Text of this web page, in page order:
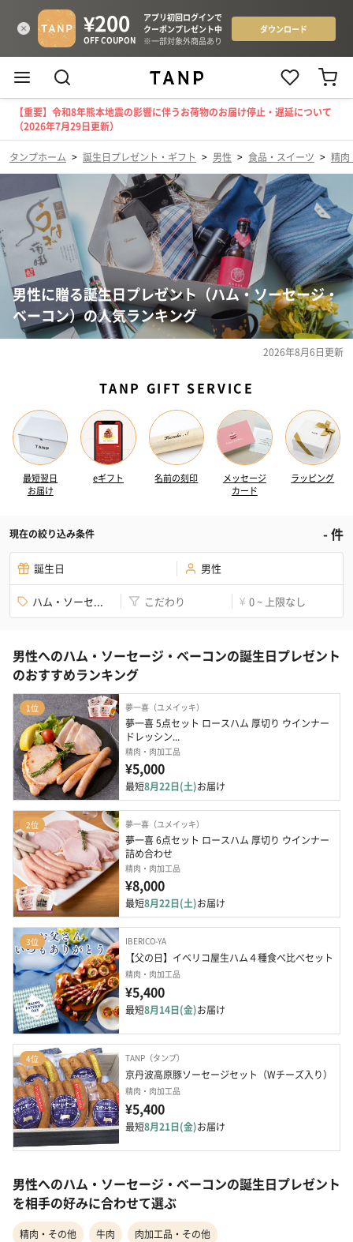
【重要】令和8年熊本地震の影響に伴うお荷物のお届け停止・遅延について
（2026年7月29日更新）
タンプホーム > 誕生日プレゼント・ギフト > 男性 > 食品・スイーツ > 精肉
男性に贈る誕生日プレゼント（ハム・ソーセージ・
ベーコン）の人気ランキング
2026年8月6日更新
TANP GIFT SERVICE
最短翌日
お届け
eギフト 名前の刻印
メッセージ
カード
ラッピング
現在の絞り込み条件 -件
誕生日 男性
ハム・ソーセ... こだわり ¥ 0 ~ 上限なし
男性へのハム・ソーセージ・ベーコンの誕生日プレゼント
のおすすめランキング
1位 夢一喜（ユメイッキ）
夢一喜 5点セット ロースハム 厚切り ウインナー
ドレッシン...
精肉・肉加工品
¥5,000
最短8月22日(土)お届け
2位 夢一喜（ユメイッキ）
夢一喜 6点セット ロースハム 厚切り ウインナー
詰め合わせ
精肉・肉加工品
¥8,000
最短8月22日(土)お届け
3位 IBERICO-YA
【父の日】イベリコ屋生ハム４種食べ比べセット
精肉・肉加工品
¥5,400
最短8月14日(金)お届け
4位 TANP（タンプ）
京丹波高原豚ソーセージセット（Wチーズ入り）
精肉・肉加工品
¥5,400
最短8月21日(金)お届け
男性へのハム・ソーセージ・ベーコンの誕生日プレゼント
を相手の好みに合わせて選ぶ
精肉・その他 牛肉 肉加工品・その他